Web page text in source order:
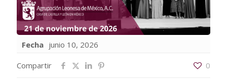
Fecha junio 10, 2026
Compartir 0